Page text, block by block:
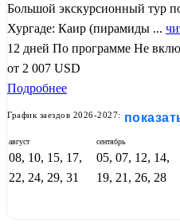
Большой экскурсионный тур
Хургаде: Каир (пирамиды ...
12 дней По программе Не
от 2 007 USD
Подробнее
График заездов 2026-2027:
август
08, 10, 15, 17,
22, 24, 29, 31
сентябрь
05, 07, 12, 14,
19, 21, 26, 28